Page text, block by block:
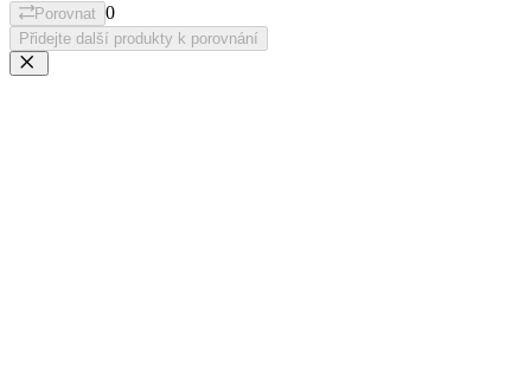
Porovnat 0
Přidejte další produkty k porovnání